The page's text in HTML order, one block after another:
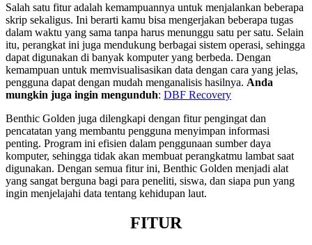
Salah satu fitur adalah kemampuannya untuk menjalankan beberapa
skrip sekaligus. Ini berarti kamu bisa mengerjakan beberapa tugas
dalam waktu yang sama tanpa harus menunggu satu per satu. Selain
itu, perangkat ini juga mendukung berbagai sistem operasi, sehingga
dapat digunakan di banyak komputer yang berbeda. Dengan
kemampuan untuk memvisualisasikan data dengan cara yang jelas,
pengguna dapat dengan mudah menganalisis hasilnya. Anda
mungkin juga ingin mengunduh: DBF Recovery
Benthic Golden juga dilengkapi dengan fitur pengingat dan
pencatatan yang membantu pengguna menyimpan informasi
penting. Program ini efisien dalam penggunaan sumber daya
komputer, sehingga tidak akan membuat perangkatmu lambat saat
digunakan. Dengan semua fitur ini, Benthic Golden menjadi alat
yang sangat berguna bagi para peneliti, siswa, dan siapa pun yang
ingin menjelajahi data tentang kehidupan laut.
FITUR